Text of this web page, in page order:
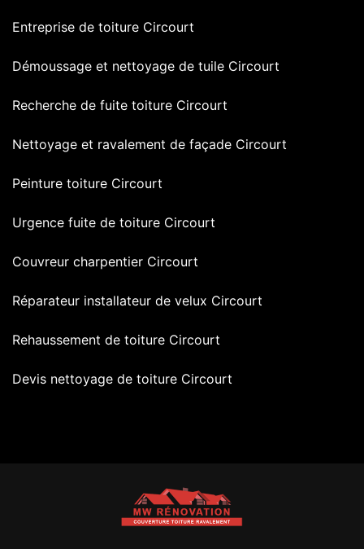
Entreprise de toiture Circourt
Démoussage et nettoyage de tuile Circourt
Recherche de fuite toiture Circourt
Nettoyage et ravalement de façade Circourt
Peinture toiture Circourt
Urgence fuite de toiture Circourt
Couvreur charpentier Circourt
Réparateur installateur de velux Circourt
Rehaussement de toiture Circourt
Devis nettoyage de toiture Circourt